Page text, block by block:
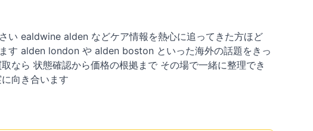
い ealdwine alden などケア情報を熱心に追ってきた方ほど
す alden london や alden boston といった海外の話題をきっ
なら 状態確認から価格の根拠まで その場で一緒に整理でき
向き合います